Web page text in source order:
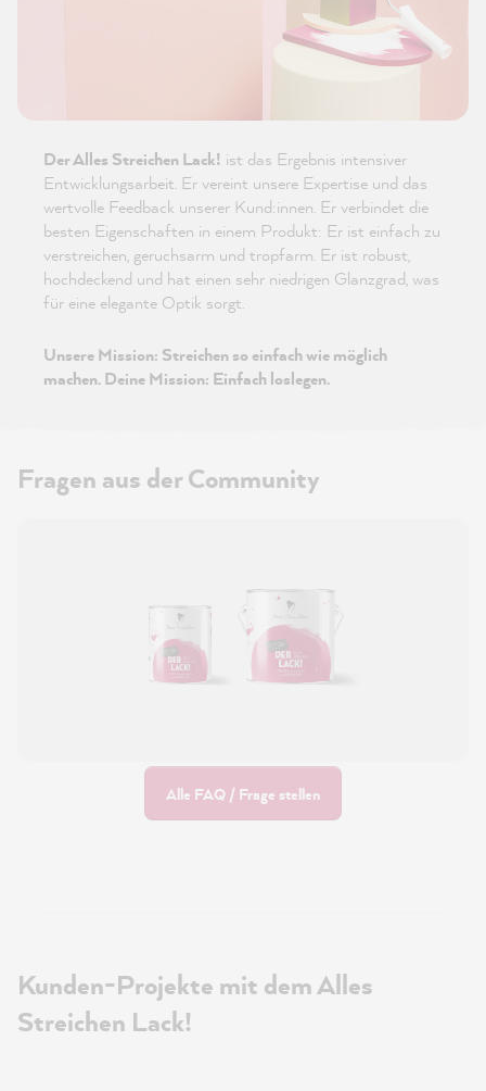
Der Alles Streichen Lack! ist das Ergebnis intensiver
Entwicklungsarbeit. Er vereint unsere Expertise und das
wertvolle Feedback unserer Kund:innen. Er verbindet die
besten Eigenschaften in einem Produkt: Er ist einfach zu
verstreichen, geruchsarm und tropfarm. Er ist robust,
hochdeckend und hat einen sehr niedrigen Glanzgrad, was
für eine elegante Optik sorgt.
Unsere Mission: Streichen so einfach wie möglich
machen. Deine Mission: Einfach loslegen.
Fragen aus der Community
Alle FAQ / Frage stellen
Kunden-Projekte mit dem Alles
Streichen Lack!